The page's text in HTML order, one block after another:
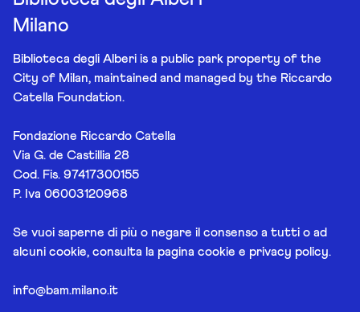
Milano
Biblioteca degli Alberi is a public park property of the
City of Milan, maintained and managed by the Riccardo
Catella Foundation.
Fondazione Riccardo Catella
Via G. de Castillia 28
Cod. Fis. 97417300155
P. Iva 06003120968
Se vuoi saperne di più o negare il consenso a tutti o ad
alcuni cookie, consulta la pagina cookie e privacy policy.
info@bam.milano.it